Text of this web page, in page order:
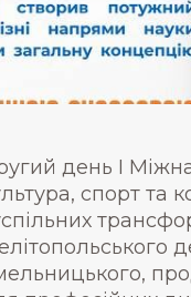
день І
спорт та